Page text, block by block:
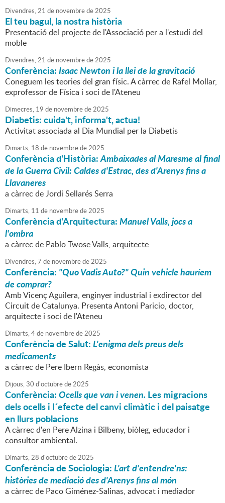
Divendres,21 de novembrede2025
El teu bagul, la nostra història
Presentació del projecte de l'Associació per a l'estudi del
moble
Divendres,21 de novembrede2025
Conferència:Isaac Newton i la llei de la gravitació
Coneguem les teories del gran físic. A càrrec de Rafel Mollar,
exprofessor de Física i soci de l'Ateneu
Dimecres, 19 de novembrede2025
Diabetis: cuida't, informa't, actua!
Activitat associada al Dia Mundial per la Diabetis
Dimarts, 18 de novembrede2025
Conferència d'Història:Ambaixades al Maresme al final
de la Guerra Civil: Caldes d'Estrac, des d'Arenys fins a
Llavaneres
a càrrec de Jordi Sellarés Serra
Dimarts, 11 de novembrede2025
Conferència d'Arquitectura:Manuel Valls, jocs a
l'ombra
a càrrec de Pablo Twose Valls, arquitecte
Divendres,7 de novembrede2025
Conferència: "Quo Vadis Auto?" Quin vehicle hauríem
de comprar?
Amb Vicenç Aguilera, enginyer industrial i exdirector del
Circuit de Catalunya. Presenta Antoni Paricio, doctor,
arquitecte i soci de l'Ateneu
Dimarts,4de novembrede2025
Conferència de Salut:L'enigma dels preus dels
medicaments
a càrrec de Pere Ibern Regàs, economista
Dijous,30 d'octubrede2025
Conferència:Ocells que van i venen. Les migracions
dels ocells i l´efecte del canvi climàtic i del paisatge
en llurs poblacions
A càrrec d'en Pere Alzina i Bilbeny, biòleg, educador i
consultor ambiental.
Dimarts,28 d'octubrede2025
Conferència de Sociologia:L'art d'entendre'ns:
històries de mediació des d'Arenys fins al món
a càrrec de Paco Giménez-Salinas, advocat i mediador